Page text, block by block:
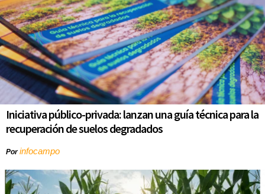
Iniciativa público-privada: lanzan una guía técnica para la
recuperación de suelos degradados
Porinfocampo